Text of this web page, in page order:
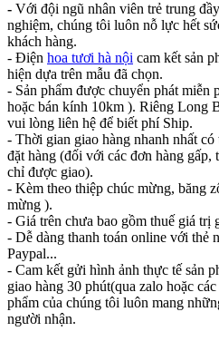
- Với đội ngũ nhân viên trẻ trung
nghiệm, chúng tôi luôn nỗ lực hết
khách hàng.
- Điện hoa tươi hà nội cam kết sản
hiện dựa trên mẫu đã chọn.
- Sản phẩm được chuyển phát
hoặc bán kính 10km ). Riêng Long
vui lòng liên hệ để biết phí Ship.
- Thời gian giao hàng nhanh nhất
đặt hàng (đối với các đơn hàng gấp,
chỉ được giao).
- Kèm theo thiệp chúc mừng, băng
mừng ).
- Giá trên chưa bao gồm thuế giá trị
- Dễ dàng thanh toán online với thẻ
Paypal...
- Cam kết gửi hình ảnh thực tế sản
giao hàng 30 phút(qua zalo hoặc
phẩm của chúng tôi luôn mang
người nhận.